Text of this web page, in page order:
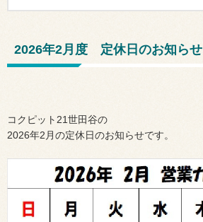
2026年2月度 定休日のお知らせ
コクピット21世田谷の
2026年2月の定休日のお知らせです。